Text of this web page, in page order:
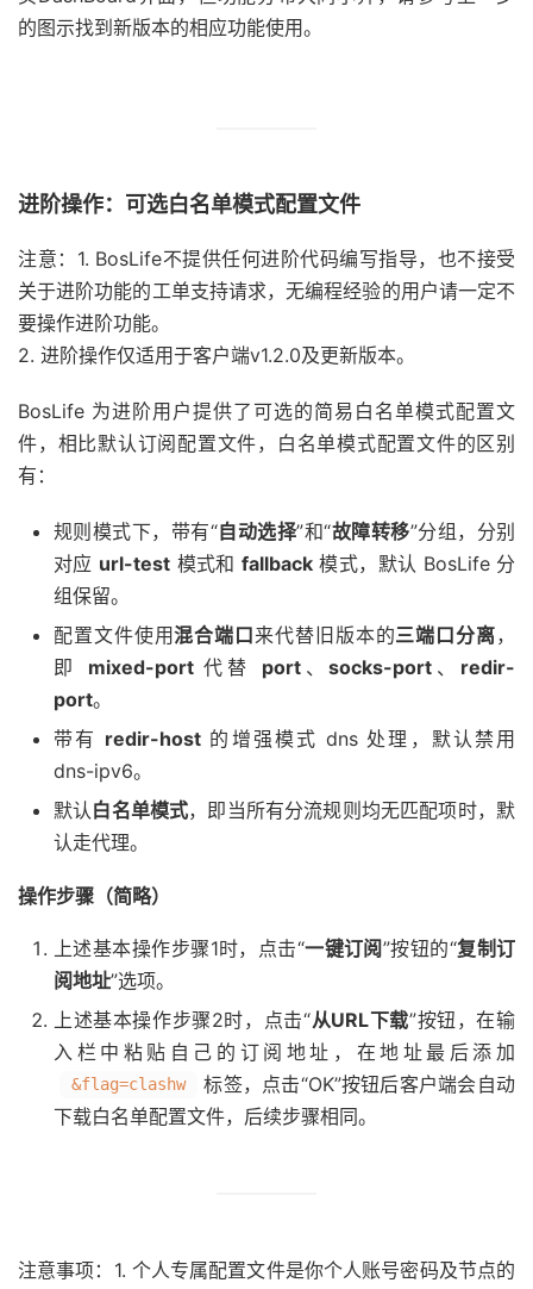
的图示找到新版本的相应功能使用。
进阶操作：可选白名单模式配置文件
注意： 1. BosLife不提供任何进阶代码编写指导，也不接受
关于进阶功能的工单支持请求，无编程经验的用户请一定不
要操作进阶功能。
2. 进阶操作仅适用于客户端v1.2.0及更新版本。
BosLife 为进阶用户提供了可选的简易白名单模式配置文
件，相比默认订阅配置文件，白名单模式配置文件的区别
有：
规则模式下，带有“自动选择”和“故障转移”分组，分别
对应 url-test 模式和 fallback 模式，默认 BosLife 分
组保留。
配置文件使用混合端口来代替旧版本的三端口分离，
即 mixed-port代替 port、socks-port 、 redir-
port。
带有 redir-host 的增强模式 dns 处理，默认禁用
dns-ipv6。
默认白名单模式，即当所有分流规则均无匹配项时，默
认走代理。
操作步骤（简略）
上述基本操作步骤1时，点击“一键订阅”按钮的“复制订
阅地址”选项。
上述基本操作步骤2时，点击“从URL下载”按钮，在输
入栏中粘贴自己的订阅地址，在地址最后添加
&flag=clashw
标签，点击“OK”按钮后客户端会自动
下载白名单配置文件，后续步骤相同。
注意事项： 1. 个人专属配置文件是你个人账号密码及节点的